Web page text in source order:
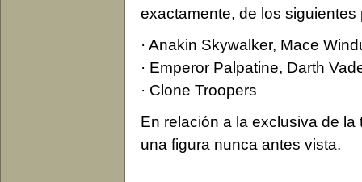
exactamente, de los siguientes
· Anakin Skywalker, Mace
· Emperor Palpatine, Darth
· Clone Troopers
En relación a la exclusiva de
una figura nunca antes vista.